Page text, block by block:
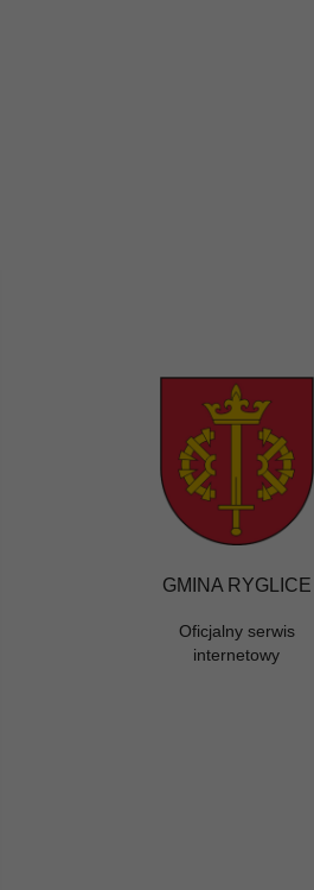
GMINA RYGLICE
Oficjalny serwis
internetowy